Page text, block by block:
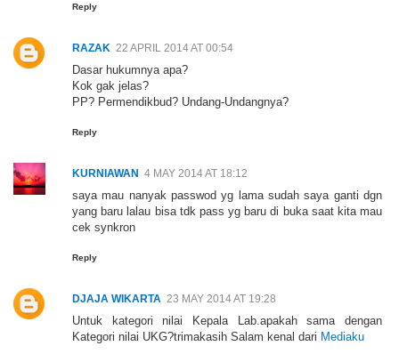
Reply
RAZAK 22 APRIL 2014 AT 00:54
Dasar hukumnya apa?
Kok gak jelas?
PP? Permendikbud? Undang-Undangnya?
Reply
KURNIAWAN 4 MAY 2014 AT 18:12
saya mau nanyak passwod yg lama sudah saya ganti dgn
yang baru lalau bisa tdk pass yg baru di buka saat kita mau
cek synkron
Reply
DJAJA WIKARTA 23 MAY 2014 AT 19:28
Untuk kategori nilai Kepala Lab.apakah sama dengan
Kategori nilai UKG?trimakasih Salam kenal dari Mediaku